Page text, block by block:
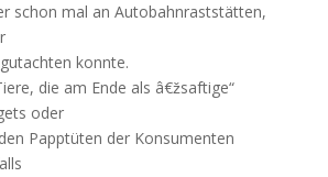
schon mal an Autobahnraststätten,
konnte.
die am Ende als â€žsaftige“
oder
Papptüten der Konsumenten